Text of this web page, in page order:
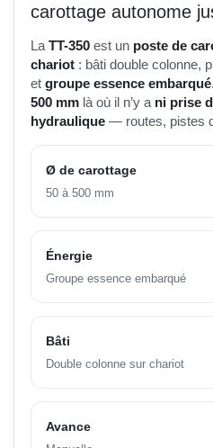
carottage autonome
La TT-350 est un poste de
chariot : bâti double colonne,
et groupe essence embarqué
500 mm là où il n’y a ni prise
hydraulique — routes, pistes
Ø de carottage
50 à 500 mm
Énergie
Groupe essence embarqué
Bâti
Double colonne sur chariot
Avance